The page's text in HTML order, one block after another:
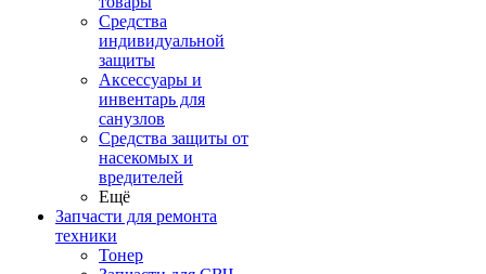
Средства
индивидуальной
защиты
Аксессуары и
инвентарь для
санузлов
Средства защиты от
насекомых и
вредителей
Ещё
Запчасти для ремонта
техники
Тонер